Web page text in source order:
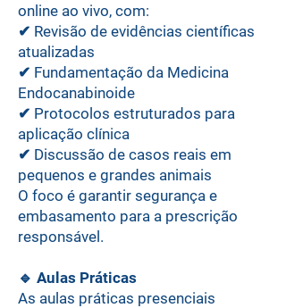
online ao vivo, com:
✔ Revisão de evidências científicas
atualizadas
✔ Fundamentação da Medicina
Endocanabinoide
✔ Protocolos estruturados para
aplicação clínica
✔ Discussão de casos reais em
pequenos e grandes animais
O foco é garantir segurança e
embasamento para a prescrição
responsável.
🔹 Aulas Práticas
As aulas práticas presenciais